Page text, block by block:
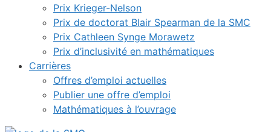
Prix Krieger-Nelson
Prix de doctorat Blair Spearman de la SMC
Prix Cathleen Synge Morawetz
Prix d’inclusivité en mathématiques
Carrières
Offres d’emploi actuelles
Publier une offre d’emploi
Mathématiques à l’ouvrage